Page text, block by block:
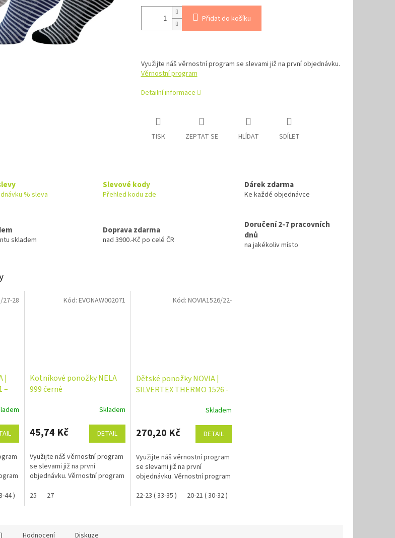
Přidat do košíku
Využijte náš věrnostní program se slevami již na první objednávku.
Věrnostní program
Detailní informace
TISK ZEPTAT SE HLÍDAT SDÍLET
% sleva
Slevové kody
Přehled kodu zde
Dárek zdarma
Ke každé objednávce
skladem
Doprava zdarma
nad 3900.-Kč po celé ČR
Doručení 2-7 pracovních
dnů
na jakékoliv místo
|
–
44 ) 31-32 ( 45-47 )
27-28
Kotníkové ponožky NELA
999 černé
Skladem
45,74 Kč DETAIL
Využijte náš věrnostní program
se slevami již na první
objednávku. Věrnostní program
25
27
Kód: EVONAW002071
Dětské ponožky NOVIA |
SILVERTEX THERMO 1526 -
Skladem
270,20 Kč DETAIL
Využijte náš věrnostní program
se slevami již na první
objednávku. Věrnostní program
22-23 ( 33-35 )
20-21 ( 30-32 )
Kód:NOVIA1526/22-
Hodnocení Diskuze